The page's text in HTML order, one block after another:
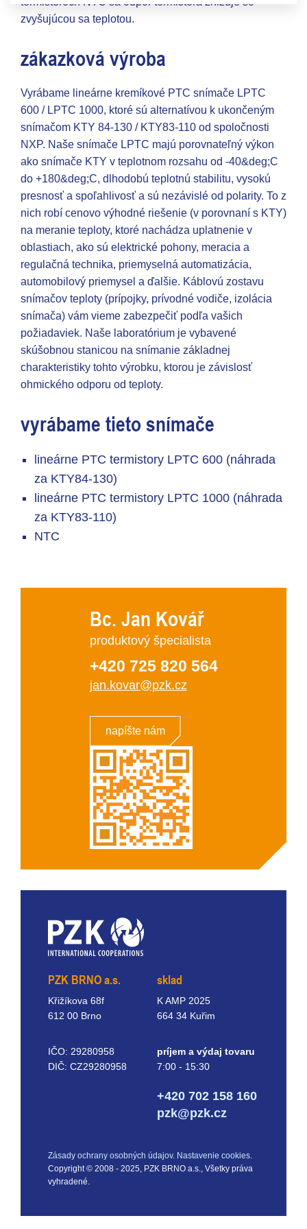
zvyšujúcou sa teplotou.
zákazková výroba
Vyrábame lineárne kremíkové PTC snímače LPTC
600 / LPTC 1000, ktoré sú alternatívou k ukončeným
snímačom KTY 84-130 / KTY83-110 od spoločnosti
NXP. Naše snímače LPTC majú porovnateľný výkon
ako snímače KTY v teplotnom rozsahu od -40&deg;C
do +180&deg;C, dlhodobú teplotnú stabilitu, vysokú
presnosť a spoľahlivosť a sú nezávislé od polarity. To z
nich robí cenovo výhodné riešenie (v porovnaní s KTY)
na meranie teploty, ktoré nachádza uplatnenie v
oblastiach, ako sú elektrické pohony, meracia a
regulačná technika, priemyselná automatizácia,
automobilový priemysel a ďalšie. Káblovú zostavu
snímačov teploty (prípojky, prívodné vodiče, izolácia
snímača) vám vieme zabezpečiť podľa vašich
požiadaviek. Naše laboratórium je vybavené
skúšobnou stanicou na snímanie základnej
charakteristiky tohto výrobku, ktorou je závislosť
ohmického odporu od teploty.
vyrábame tieto snímače
lineárne PTC termistory LPTC 600 (náhrada
za KTY84-130)
lineárne PTC termistory LPTC 1000 (náhrada
za KTY83-110)
NTC
Bc. Jan Kovář
produktový špecialista
+420 725 820 564
jan.kovar@pzk.cz
napíšte nám
PZK BRNO a.s.
Křižíkova 68f
612 00 Brno
IČO: 29280958
DIČ: CZ29280958
sklad
K AMP 2025
664 34 Kuřim
príjem a výdaj tovaru
7:00 - 15:30
+420 702 158 160
pzk@pzk.cz
Copyright © 2008 - 2025, PZK BRNO a.s., Všetky práva
vyhradené.
Zásady ochrany osobných údajov. Nastavenie cookies.